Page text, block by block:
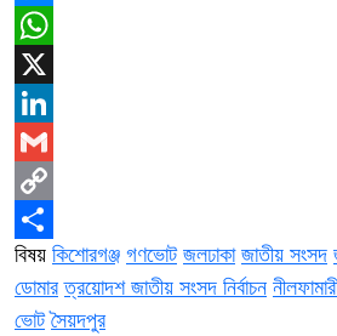
Messenger
WhatsApp
X
LinkedIn
Gmail
Copy
Link
Share
বিষয় কিশোরগঞ্জ গণভোট জলঢাকা জাতীয় সংসদ
ডোমার ত্রয়োদশ জাতীয় সংসদ নির্বাচন
ভোট সৈয়দপুর